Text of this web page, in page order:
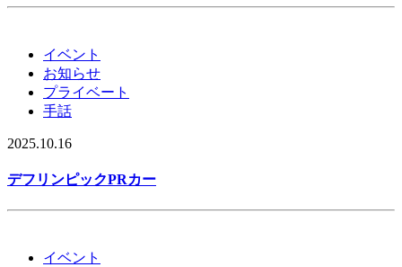
イベント
お知らせ
プライベート
手話
2025.10.16
デフリンピックPRカー
イベント